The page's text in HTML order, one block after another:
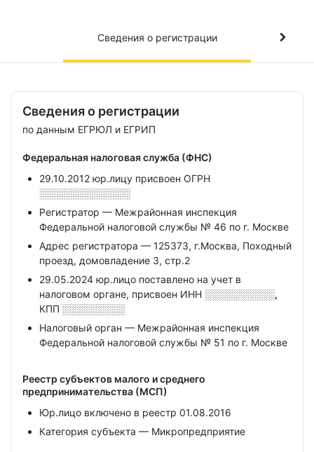
Сведения о регистрации
Сведения о регистрации
по данным ЕГРЮЛ и ЕГРИП
Федеральная налоговая служба (ФНС)
29.10.2012 юр.лицу присвоен ОГРН
░░░░░░░░░░░░░
Регистратор — Межрайонная инспекция
Федеральной налоговой службы № 46 по г. Москве
Адрес регистратора — 125373, г.Москва, Походный
проезд, домовладение 3, стр.2
29.05.2024 юр.лицо поставлено на учет в
налоговом органе, присвоен ИНН ░░░░░░░░░░,
КПП ░░░░░░░░░
Налоговый орган — Межрайонная инспекция
Федеральной налоговой службы № 51 по г. Москве
Реестр субъектов малого и среднего
предпринимательства (МСП)
Юр.лицо включено в реестр 01.08.2016
Категория субъекта — Микропредприятие